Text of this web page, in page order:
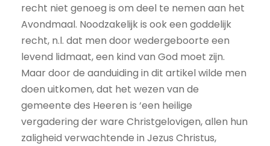
recht niet genoeg is om deel te nemen aan het
Avondmaal. Noodzakelijk is ook een goddelijk
recht, n.l. dat men door wedergeboorte een
levend lidmaat, een kind van God moet zijn.
Maar door de aanduiding in dit artikel wilde men
doen uitkomen, dat het wezen van de
gemeente des Heeren is ‘een heilige
vergadering der ware Christgelovigen, allen hun
zaligheid verwachtende in Jezus Christus,